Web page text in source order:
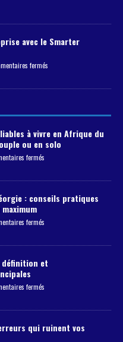
avec le Smarter
fermés
à vivre en Afrique du
ou en solo
fermés
: conseils pratiques
fermés
définition et
fermés
qui ruinent vos